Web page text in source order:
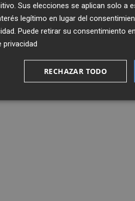
Sus elecciones se aplican solo a
legítimo en lugar del
. Puede retirar su consentimiento
privacidad
RECHAZAR TODO